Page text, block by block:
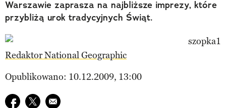
Warszawie zaprasza na najbliższe imprezy, które
przybliżą urok tradycyjnych Świąt.
Redaktor National Geographic
Opublikowano: 10.12.2009, 13:00
Udostępnij na facebook
Udostępnij na twitter
E-mail do przyjaciela